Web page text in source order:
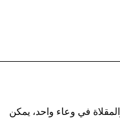
في وعاء واحد، يمكن